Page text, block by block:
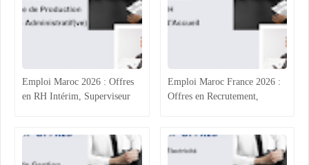
Emploi Maroc 2026 : Offres
en RH Intérim, Superviseur
Administratif
Emploi Maroc France 2026 :
Offres en Recrutement,